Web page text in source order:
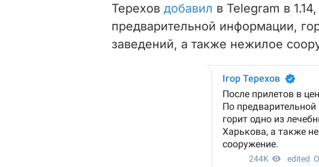
Терехов добавил в Telegram в
предварительной информации,
заведений, а также нежилое